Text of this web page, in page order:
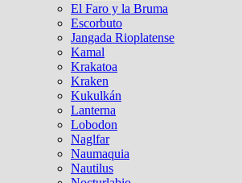
El Faro y la Bruma
Escorbuto
Jangada Rioplatense
Kamal
Krakatoa
Kraken
Kukulkán
Lanterna
Lobodon
Naglfar
Naumaquia
Nautilus